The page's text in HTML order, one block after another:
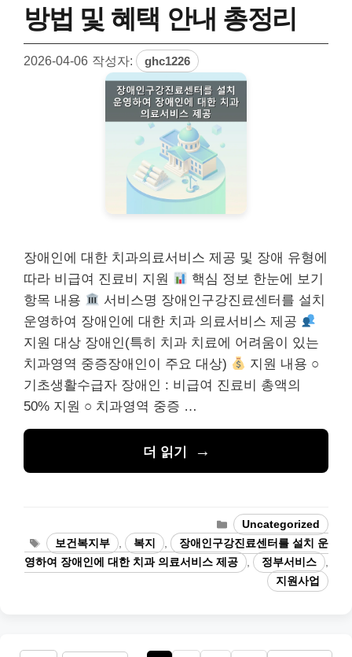
방법 및 혜택 안내 총정리
2026-04-06 작성자: ghc1226
장애인에 대한 치과의료서비스 제공 및 장애 유형에
따라 비급여 진료비 지원
핵심 정보 한눈에 보기
항목 내용
서비스명 장애인구강진료센터를 설치
운영하여 장애인에 대한 치과 의료서비스 제공
지원 대상 장애인(특히 치과 치료에 어려움이 있는
치과영역 중증장애인이 주요 대상)
지원 내용 ○
기초생활수급자 장애인 : 비급여 진료비 총액의
50% 지원 ○ 치과영역 중증 …
더 읽기
카
테
고
리
Uncategorized
태
그
보건복지부 , 복지 ,
장애인구강진료센터를 설치 운
영하여 장애인에 대한 치과 의료서비스 제공
, 정부서비스
,
지원사업